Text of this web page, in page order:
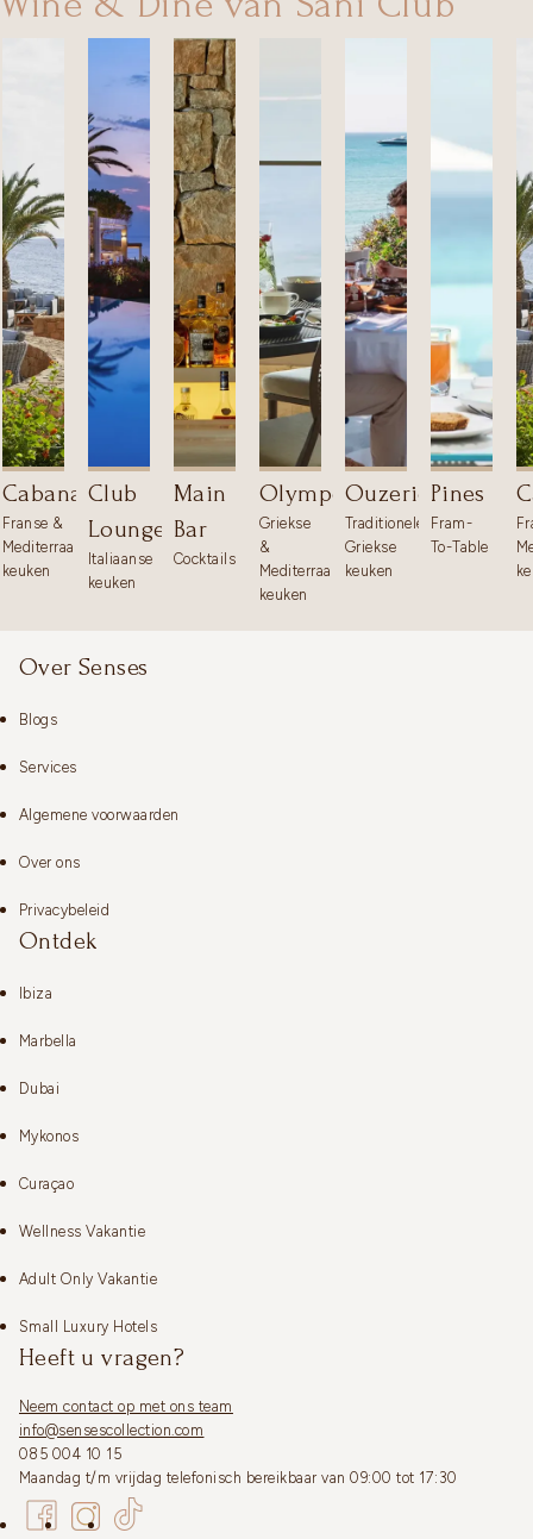
Cabana
Franse &
Mediterraanse
keuken
Club
Lounge
Italiaanse
keuken
Main
Bar
Cocktails
Olympos
Griekse
&
Mediterraanse
keuken
Ouzerie
Traditionele
Griekse
keuken
Pines
Fram-
To-Table
Over Senses
Blogs
Services
Algemene voorwaarden
Over ons
Privacybeleid
Ontdek
Ibiza
Marbella
Dubai
Mykonos
Curaçao
Wellness Vakantie
Adult Only Vakantie
Small Luxury Hotels
Heeft u vragen?
Neem contact op met ons team
info@sensescollection.com
085 004 10 15
Maandag t/m vrijdag telefonisch bereikbaar van 09:00 tot 17:30